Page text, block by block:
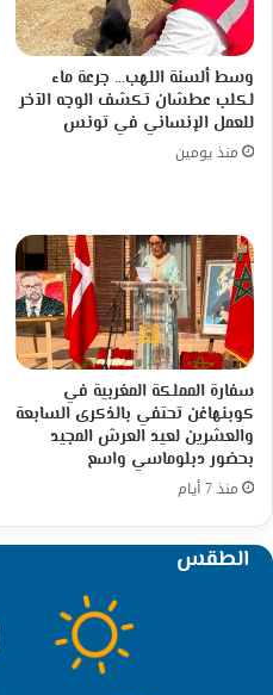
وسط ألسنة اللهب… جرعة ماء
لكلب عطشان تكشف الوجه الآخر
للعمل الإنساني في تونس
منذ يومين
سفارة المملكة المغربية في
كوبنهاغن تحتفي بالذكرى السابعة
والعشرين لعيد العرش المجيد
بحضور دبلوماسي واسع
منذ 7 أيام
الطقس